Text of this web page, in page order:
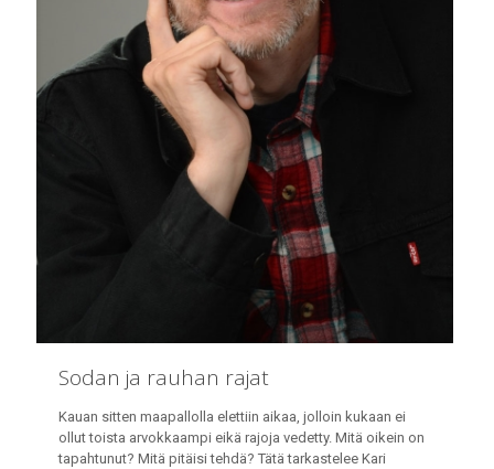
Sodan ja rauhan rajat
Kauan sitten maapallolla elettiin aikaa, jolloin kukaan ei
ollut toista arvokkaampi eikä rajoja vedetty. Mitä oikein on
tapahtunut? Mitä pitäisi tehdä? Tätä tarkastelee Kari